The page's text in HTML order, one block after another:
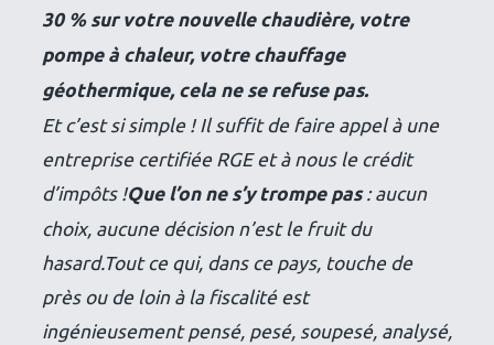
30 % sur votre nouvelle chaudière, votre
pompe à chaleur, votre chauffage
géothermique, cela ne se refuse pas.
Et c’est si simple ! Il suffit de faire appel à une
entreprise certifiée RGE et à nous le crédit
d’impôts !Que l’on ne s’y trompe pas: aucun
choix, aucune décision n’est le fruit du
hasard.Tout ce qui, dans ce pays, touche de
près ou de loin à la fiscalité est
ingénieusement pensé, pesé, soupesé, analysé,